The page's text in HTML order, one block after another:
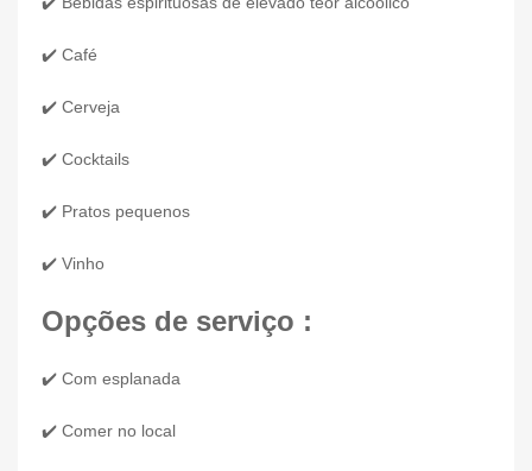
✔️ Café
✔️ Cerveja
✔️ Cocktails
✔️ Pratos pequenos
✔️ Vinho
Opções de serviço :
✔️ Com esplanada
✔️ Comer no local